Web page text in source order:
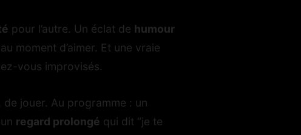
pour l’autre. Un éclat de humour
moment d’aimer. Et une vraie
vous improvisés.
jouer. Au programme : un
regard prolongé qui dit “je te